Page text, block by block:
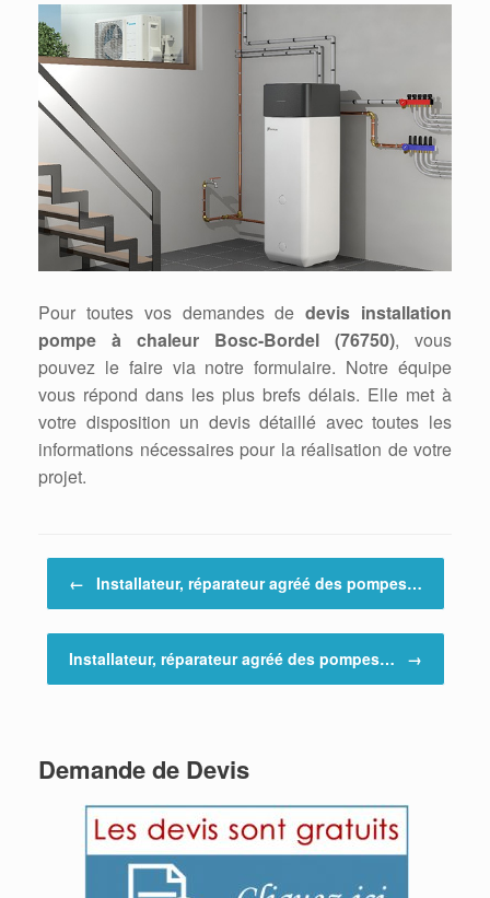
Pour toutes vos demandes dedevis installation
pompe à chaleur Bosc-Bordel (76750), vous
pouvez le faire via notre formulaire. Notre équipe
vous répond dans les plus brefs délais. Elle met à
votre disposition un devis détaillé avec toutes les
informations nécessaires pour la réalisation de votre
projet.
← Installateur, réparateur agréé des pompes…
Installateur, réparateur agréé des pompes… →
Demande de Devis